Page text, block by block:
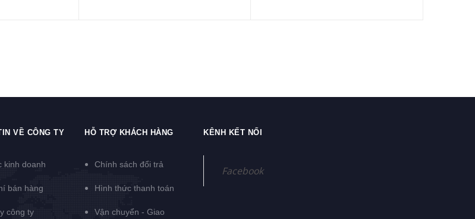
VỀ CÔNG TY
kinh doanh
bán hàng
công ty
HỖ TRỢ KHÁCH HÀNG
Chính sách đổi trả
Hình thức thanh toán
Vận chuyển - Giao
KÊNH KẾT NỐI
Facebook